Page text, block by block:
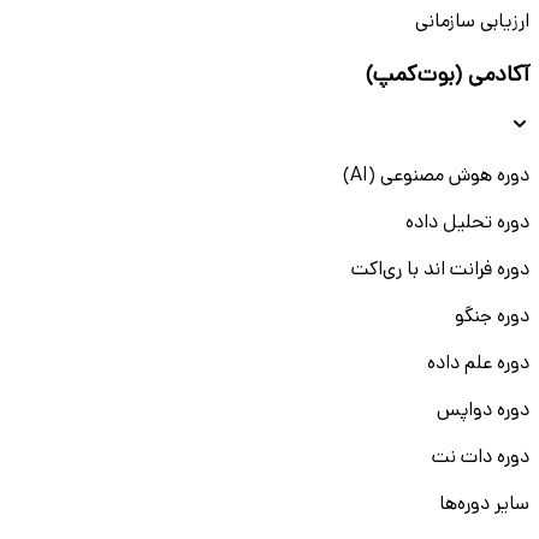
آنچه در آینده شغلی‌تان با آن مواجه خواهید شد را کسب کنید.
استخدام کارآموز صنایع بدون سابقه
می‌خواهند اولین تجربه حرفه‌ای خود را رقم بزنند. این موقعیت‌ها
با هدف آموزش، یادگیری و رشد طراحی شده‌اند و شرکت‌های
جذب‌کننده انتظار تجربه بالا ندارند؛ بلکه اشتیاق، پشتکار و
توانایی یادگیری برای آن‌ها مهم‌تر است.
جذب کارآموز در واحد برنامه‌ریزی و کنترل پروژه
واحد برنامه‌ریزی و کنترل پروژه یکی از کلیدی‌ترین بخش‌ها در
صنایع مختلف است. به همین دلیل، بسیاری از شرکت‌ها به
دنبال جذب کارآموز مهندسی صنایع برای آموزش و همکاری در این
حوزه هستند. این موقعیت‌ها علاوه بر ارتقای توان تحلیلی و
مهندسی صنایع خواهند بود. اگر به دنبال کار با نرم‌افزارهایی مانند
ارزیابی سازمانی
آکادمی (بوت‌کمپ)
دوره هوش مصنوعی (AI)
دوره تحلیل داده
دوره فرانت اند با ری‌اکت
دوره جنگو
دوره علم داده
دوره دواپس
دوره دات نت
سایر دوره‌ها